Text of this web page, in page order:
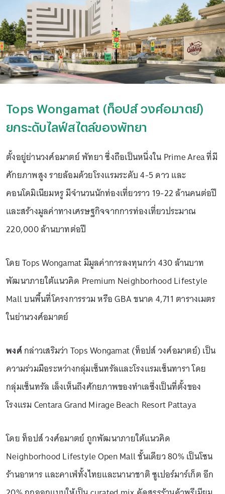
Tops Wongamat (ท็อปส์ วงศ์อมาตย์)
ยกระดับไลฟ์สไตล์ของพัทยา
ตั้งอยู่ย่านวงศ์อมาตย์ พัทยา ซึ่งถือเป็นหนึ่งใน Prime Area ที่มี
ศักยภาพสูง รายล้อมด้วยโรงแรมระดับ 4-5 ดาว และ
คอนโดมิเนียมหรู มีจำนวนนักท่องเที่ยวราว 19-22 ล้านคนต่อปี
และสร้างมูลค่าทางเศรษฐกิจจากการท่องเที่ยวประมาณ
220,000 ล้านบาทต่อปี
โดย Tops Wongamat มีมูลค่าการลงทุนกว่า 430 ล้านบาท
พัฒนาภายใต้แนวคิด Premium Neighborhood Lifestyle
Mall บนพื้นที่โครงการรวม หรือ GBA ขนาด 4,711 ตารางเมตร
ในย่านวงศ์อมาตย์
พงศ์กล่าวเสริมว่า Tops Wongamat (ท็อปส์ วงศ์อมาตย์) เป็น
ความร่วมมือระหว่างกลุ่มเซ็นทรัลและโรงแรมเซ็นทารา โดย
กลุ่มเซ็นทรัล เล็งเห็นถึงศักยภาพของทำเลซึ่งเป็นที่ตั้งของ
โรงแรม Centara Grand Mirage Beach Resort Pattaya
โดย ท็อปส์ วงศ์อมาตย์ ถูกพัฒนาภายใต้แนวคิด
Neighborhood Lifestyle Open Mall ชั้นเดียว 80% เป็นโซน
ร้านอาหาร และคาเฟ่ทั้งไทยและนานาชาติ ซูเปอร์มาร์เก็ต อีก